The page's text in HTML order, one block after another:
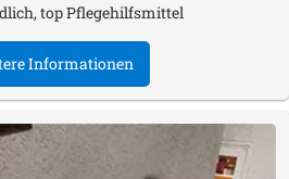
top Pflegehilfsmittel
Informationen